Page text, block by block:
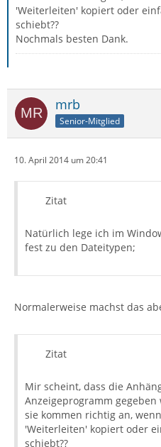
'Weiterleiten' kopiert oder
schiebt??
Nochmals besten Dank.
mrb
Senior-Mitglied
10. April 2014 um 20:41
Zitat
Natürlich lege ich im
fest zu den Dateitypen;
Normalerweise machst das
Zitat
Mir scheint, dass die
Anzeigeprogramm
sie kommen richtig an,
'Weiterleiten' kopiert oder
schiebt??